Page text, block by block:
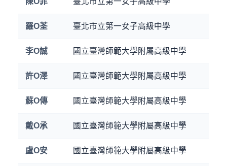
羅O荃 臺北市立第一女子高級中學
李O誠 國立臺灣師範大學附屬高級中學
許O澤 國立臺灣師範大學附屬高級中學
蘇O傳 國立臺灣師範大學附屬高級中學
戴O承 國立臺灣師範大學附屬高級中學
盧O安 國立臺灣師範大學附屬高級中學